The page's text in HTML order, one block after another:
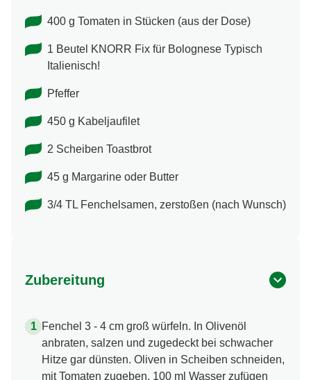
400 g Tomaten in Stücken (aus der Dose)
1 Beutel KNORR Fix für Bolognese Typisch
Italienisch!
Pfeffer
450 g Kabeljaufilet
2 Scheiben Toastbrot
45 g Margarine oder Butter
3/4 TL Fenchelsamen, zerstoßen (nach Wunsch)
Zubereitung
Fenchel 3 - 4 cm groß würfeln. In Olivenöl
anbraten, salzen und zugedeckt bei schwacher
Hitze gar dünsten. Oliven in Scheiben schneiden,
mit Tomaten zugeben. 100 ml Wasser zufügen